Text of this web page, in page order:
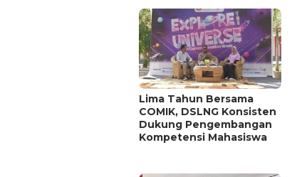
Lima Tahun Bersama
COMIK, DSLNG Konsisten
Dukung Pengembangan
Kompetensi Mahasiswa